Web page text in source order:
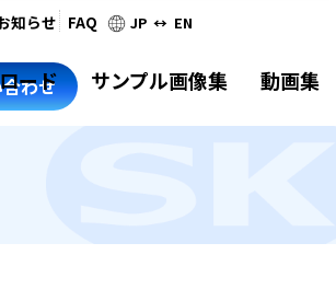
ード サンプル画像集 動画集
知らせ FAQ JP ↔ EN
わせ